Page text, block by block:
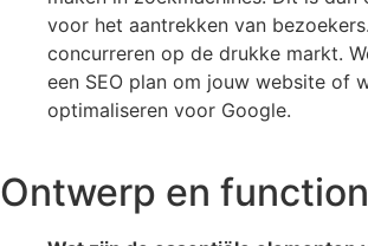
voor het aantrekken van
concurreren op de drukke markt.
een SEO plan om jouw website of
optimaliseren voor Google.
Ontwerp en